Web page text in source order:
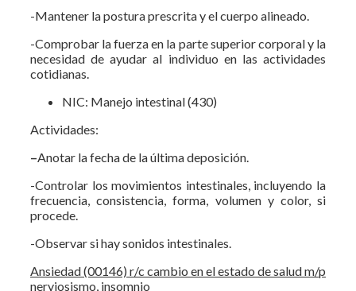
-Mantener la postura prescrita y el cuerpo alineado.
-Comprobar la fuerza en la parte superior corporal y la
necesidad de ayudar al individuo en las actividades
cotidianas.
NIC: Manejo intestinal (430)
Actividades:
–Anotar la fecha de la última deposición.
-Controlar los movimientos intestinales, incluyendo la
frecuencia, consistencia, forma, volumen y color, si
procede.
-Observar si hay sonidos intestinales.
Ansiedad (00146) r/c cambio en el estado de salud m/p
nerviosismo, insomnio